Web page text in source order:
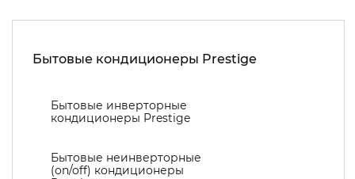
Бытовые кондиционеры Prestige
Бытовые инверторные
кондиционеры Prestige
Бытовые неинверторные
(on/off) кондиционеры